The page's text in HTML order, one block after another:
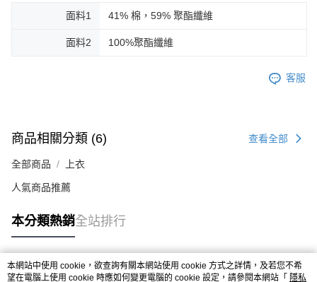
面料1 41% 棉，59% 聚酯纖維
面料2 100%聚酯纖維
客服
商品相關分類 (6) 查看全部
全部商品 上衣
人氣商品推薦
本分類熱銷全站排行
熱門標籤
本網站中使用 cookie，欲查詢有關本網站使用 cookie 方式之詳情，及若您不希
望在電腦上使用 cookie 時應如何變更電腦的 cookie 設定，請參閱本網站「 隱私